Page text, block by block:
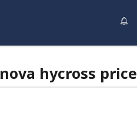
hycross price